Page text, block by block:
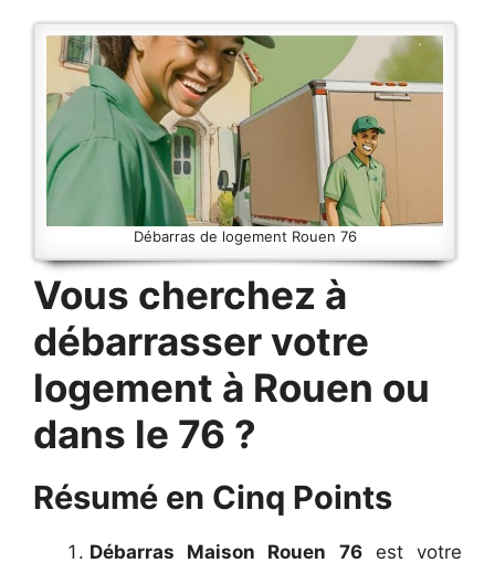
Débarras de logement Rouen 76
Vous cherchez à
débarrasser votre
logement à Rouen ou
dans le 76 ?
Résumé en Cinq Points
Débarras Maison Rouen 76est votre